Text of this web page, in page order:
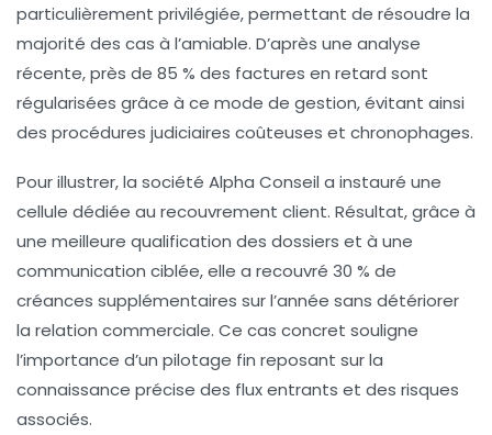
particulièrement privilégiée, permettant de résoudre la
majorité des cas à l’amiable. D’après une analyse
récente, près de 85 % des factures en retard sont
régularisées grâce à ce mode de gestion, évitant ainsi
des procédures judiciaires coûteuses et chronophages.
Pour illustrer, la société Alpha Conseil a instauré une
cellule dédiée au recouvrement client. Résultat, grâce à
une meilleure qualification des dossiers et à une
communication ciblée, elle a recouvré 30 % de
créances supplémentaires sur l’année sans détériorer
la relation commerciale. Ce cas concret souligne
l’importance d’un pilotage fin reposant sur la
connaissance précise des flux entrants et des risques
associés.